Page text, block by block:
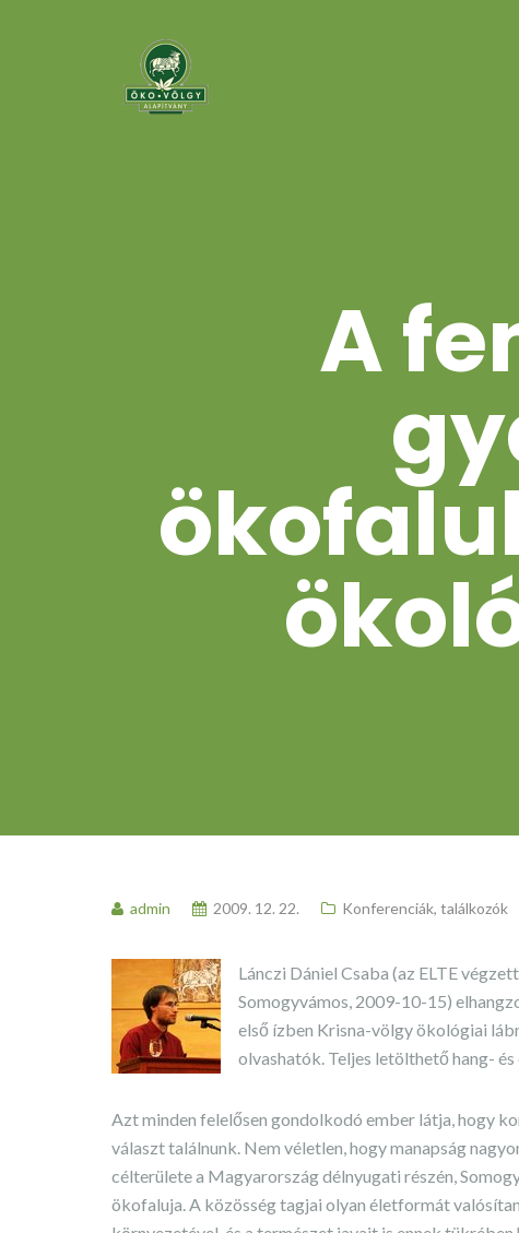
A
admin 2009. 12. 22. Konferenciák, találkozók
Lánczi Dániel Csaba (az ELTE
Somogyvámos, 2009-10-15)
első ízben Krisna-völgy ökológiai
olvashatók. Teljes letölthető hang-
Azt minden felelősen gondolkodó ember látja, hogy
választ találnunk. Nem véletlen, hogy manapság
célterülete a Magyarország délnyugati részén,
ökofaluja. A közösség tagjai olyan életformát